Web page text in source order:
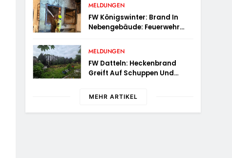
MELDUNGEN
FW Königswinter: Brand In
Nebengebäude: Feuerwehr
Wohnhäuser
MELDUNGEN
FW Datteln: Heckenbrand
Greift Auf Schuppen Und
MEHR ARTIKEL